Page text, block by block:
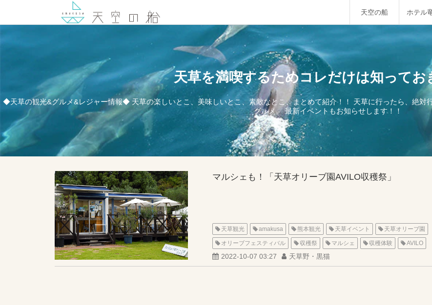
天空の船 ホテル
天草を満喫するためコレだけは知ってお
◆天草の観光&グルメ&レジャー情報◆ 天草の楽しいとこ、美味しいとこ、素敵なとこ、まとめて紹介！！ 天草に行ったら、絶対
グルメ。 最新イベントもお知らせします！！
マルシェも！「天草オリーブ園AVILO収穫祭」
天草観光 amakusa 熊本観光 天草イベント 天草オリーブ園
オリーブフェスティバル 収穫祭 マルシェ 収穫体験 AVILO
olive
2022-10-07 03:27 天草野・黒猫